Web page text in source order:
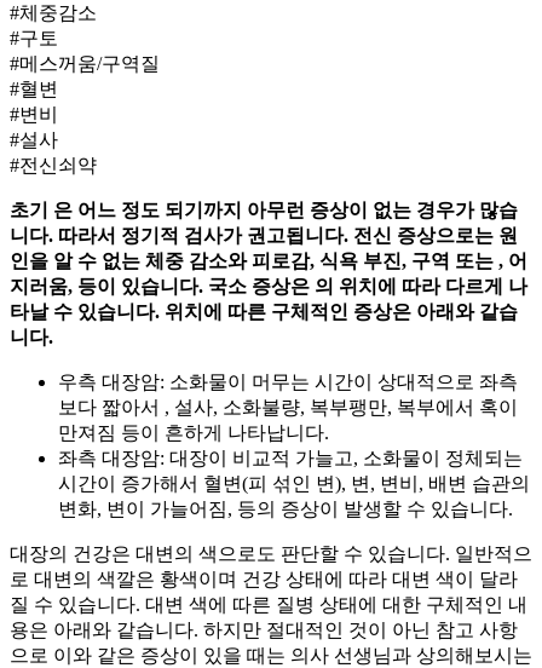
#체중감소
#구토
#메스꺼움/구역질
#혈변
#변비
#설사
#전신쇠약
초기 은 어느 정도 되기까지 아무런 증상이 없는 경우가 많습
니다. 따라서 정기적 검사가 권고됩니다. 전신 증상으로는 원
인을 알 수 없는 체중 감소와 피로감, 식욕 부진, 구역 또는 , 어
지러움, 등이 있습니다. 국소 증상은 의 위치에 따라 다르게 나
타날 수 있습니다. 위치에 따른 구체적인 증상은 아래와 같습
니다.
우측 대장암: 소화물이 머무는 시간이 상대적으로 좌측
보다 짧아서 , 설사, 소화불량, 복부팽만, 복부에서 혹이
만져짐 등이 흔하게 나타납니다.
좌측 대장암: 대장이 비교적 가늘고, 소화물이 정체되는
시간이 증가해서 혈변(피 섞인 변), 변, 변비, 배변 습관의
변화, 변이 가늘어짐, 등의 증상이 발생할 수 있습니다.
대장의 건강은 대변의 색으로도 판단할 수 있습니다. 일반적으
로 대변의 색깔은 황색이며 건강 상태에 따라 대변 색이 달라
질 수 있습니다. 대변 색에 따른 질병 상태에 대한 구체적인 내
용은 아래와 같습니다. 하지만 절대적인 것이 아닌 참고 사항
으로 이와 같은 증상이 있을 때는 의사 선생님과 상의해보시는